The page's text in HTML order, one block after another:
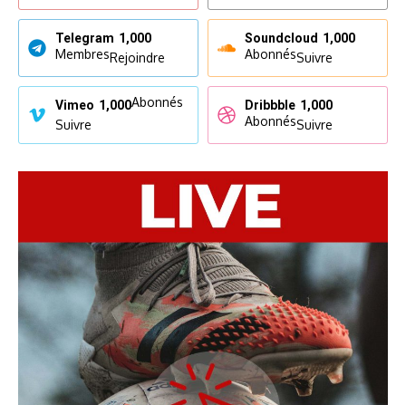
Telegram 1,000
MembresRejoindre
Soundcloud 1,000
AbonnésSuivre
Vimeo 1,000Abonnés
Suivre
Dribbble 1,000
AbonnésSuivre